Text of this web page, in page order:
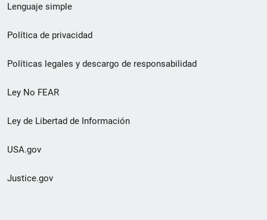
de
pie
de
página
Lenguaje simple
Política de privacidad
Políticas legales y descargo de responsabilidad
Ley No FEAR
Ley de Libertad de Información
USA.gov
Justice.gov